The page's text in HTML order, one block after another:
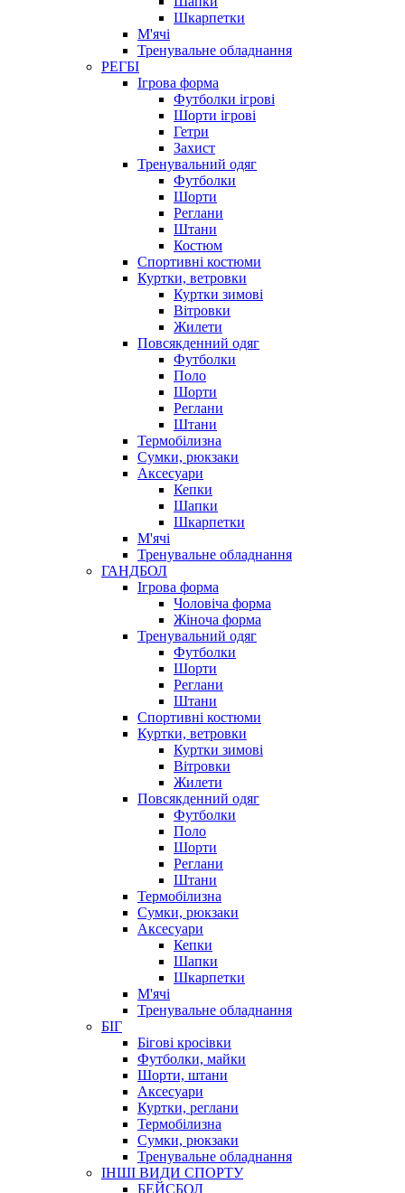
Шкарпетки
М'ячі
Тренувальне обладнання
РЕГБІ
Ігрова форма
Футболки ігрові
Шорти ігрові
Гетри
Захист
Тренувальний одяг
Футболки
Шорти
Реглани
Штани
Костюм
Спортивні костюми
Куртки, ветровки
Куртки зимові
Вітровки
Жилети
Повсякденний одяг
Футболки
Поло
Шорти
Реглани
Штани
Термобілизна
Сумки, рюкзаки
Аксесуари
Кепки
Шапки
Шкарпетки
М'ячі
Тренувальне обладнання
ГАНДБОЛ
Ігрова форма
Чоловіча форма
Жіноча форма
Тренувальний одяг
Футболки
Шорти
Реглани
Штани
Спортивні костюми
Куртки, ветровки
Куртки зимові
Вітровки
Жилети
Повсякденний одяг
Футболки
Поло
Шорти
Реглани
Штани
Термобілизна
Сумки, рюкзаки
Аксесуари
Кепки
Шапки
Шкарпетки
М'ячі
Тренувальне обладнання
БІГ
Бігові кросівки
Футболки, майки
Шорти, штани
Аксесуари
Куртки, реглани
Термобілизна
Сумки, рюкзаки
Тренувальне обладнання
ІНШІ ВИДИ СПОРТУ
БЕЙСБОЛ